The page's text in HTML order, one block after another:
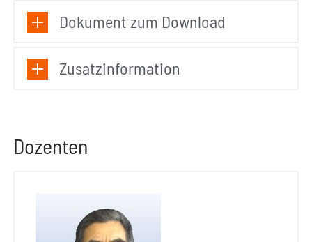
Dokument zum Download
Zusatzinformation
Dozenten